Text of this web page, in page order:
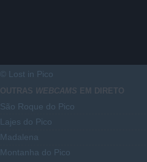
© Lost in Pico
OUTRAS WEBCAMS EM DIRETO
São Roque do Pico
Lajes do Pico
Madalena
Montanha do Pico